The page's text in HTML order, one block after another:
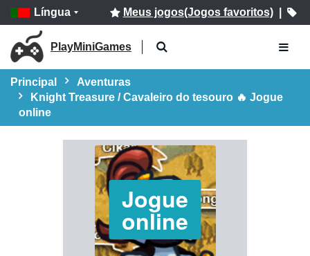
Língua Meus jogos(Jogos favoritos)|
PlayMiniGames
Principal
Aventuras
Knight Treasure / Cavaleiro do tesouro 🔥 Jogue
online
Jogue
online